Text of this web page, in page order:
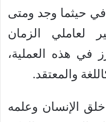
حيثما وجد ومتى
لعاملي الزمان
في هذه العملية،
والمعتقد.
الإنسان وعلمه